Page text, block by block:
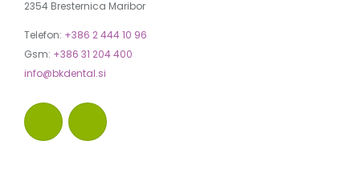
2354 Bresternica Maribor
Telefon: +386 2 444 10 96
Gsm: +386 31 204 400
info@bkdental.si